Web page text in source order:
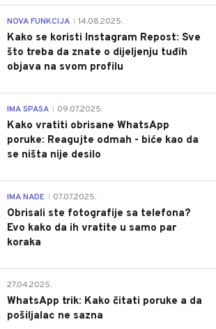
NOVA FUNKCIJA 14.08.2025.
Kako se koristi Instagram Repost: Sve
što treba da znate o dijeljenju tuđih
objava na svom profilu
IMA SPASA 09.07.2025.
Kako vratiti obrisane WhatsApp
poruke: Reagujte odmah - biće kao da
se ništa nije desilo
IMA NADE 07.07.2025.
Obrisali ste fotografije sa telefona?
Evo kako da ih vratite u samo par
koraka
27.04.2025.
WhatsApp trik: Kako čitati poruke a da
pošiljalac ne sazna